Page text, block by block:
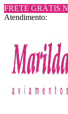
FRETE GRÁTIS
Atendimento: